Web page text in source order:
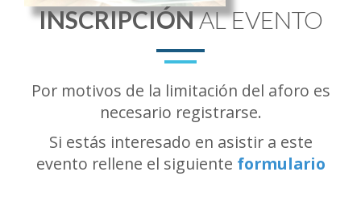
INSCRIPCIÓNAL EVENTO
Por motivos de la limitación del aforo es
necesario registrarse.
Si estás interesado en asistir a este
evento rellene el siguiente formulario